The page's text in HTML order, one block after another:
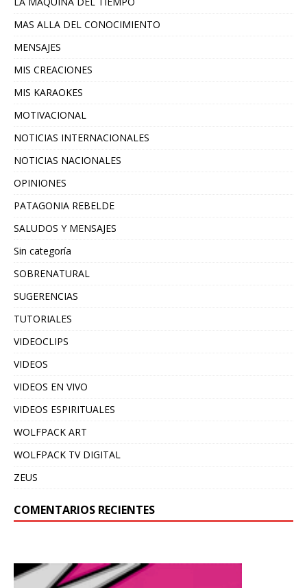
MAS ALLA DEL CONOCIMIENTO
MENSAJES
MIS CREACIONES
MIS KARAOKES
MOTIVACIONAL
NOTICIAS INTERNACIONALES
NOTICIAS NACIONALES
OPINIONES
PATAGONIA REBELDE
SALUDOS Y MENSAJES
Sin categoría
SOBRENATURAL
SUGERENCIAS
TUTORIALES
VIDEOCLIPS
VIDEOS
VIDEOS EN VIVO
VIDEOS ESPIRITUALES
WOLFPACK ART
WOLFPACK TV DIGITAL
ZEUS
COMENTARIOS RECIENTES